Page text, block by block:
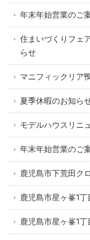
年末年始営業のご
住まいづくりフェ
らせ
マニフィックリア
夏季休暇のお知ら
モデルハウスリニ
年末年始営業のご
鹿児島市下荒田ク
鹿児島市星ヶ峯1
鹿児島市星ヶ峯1